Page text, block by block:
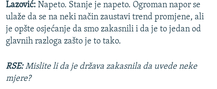
Lazović: Napeto. Stanje je napeto. Ogroman napor se
ulaže da se na neki način zaustavi trend promjene, ali
je opšte osjećanje da smo zakasnili i da je to jedan od
glavnih razloga zašto je to tako.
RSE:Mislite li da je država zakasnila da uvede neke
mjere?